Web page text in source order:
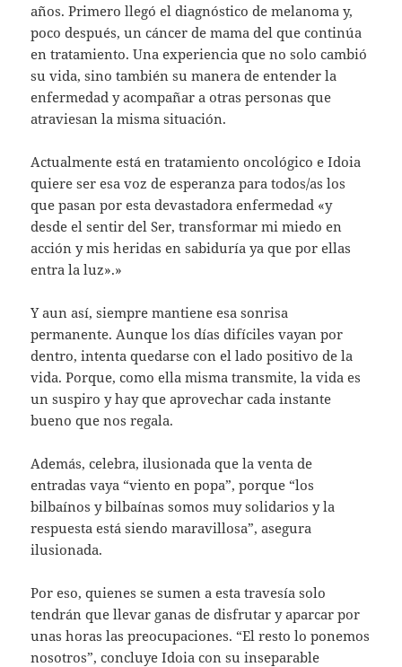
años. Primero llegó el diagnóstico de melanoma y,
poco después, un cáncer de mama del que continúa
en tratamiento. Una experiencia que no solo cambió
su vida, sino también su manera de entender la
enfermedad y acompañar a otras personas que
atraviesan la misma situación.
Actualmente está en tratamiento oncológico e Idoia
quiere ser esa voz de esperanza para todos/as los
que pasan por esta devastadora enfermedad «y
desde el sentir del Ser, transformar mi miedo en
acción y mis heridas en sabiduría ya que por ellas
entra la luz».»
Y aun así, siempre mantiene esa sonrisa
permanente. Aunque los días difíciles vayan por
dentro, intenta quedarse con el lado positivo de la
vida. Porque, como ella misma transmite, la vida es
un suspiro y hay que aprovechar cada instante
bueno que nos regala.
Además, celebra, ilusionada que la venta de
entradas vaya “viento en popa”, porque “los
bilbaínos y bilbaínas somos muy solidarios y la
respuesta está siendo maravillosa”, asegura
ilusionada.
Por eso, quienes se sumen a esta travesía solo
tendrán que llevar ganas de disfrutar y aparcar por
unas horas las preocupaciones. “El resto lo ponemos
nosotros”, concluye Idoia con su inseparable